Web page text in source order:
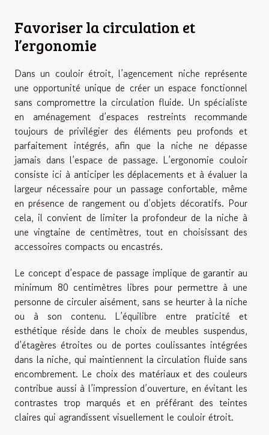
Favoriser la circulation et
l’ergonomie
Dans un couloir étroit, l’agencement niche représente
une opportunité unique de créer un espace fonctionnel
sans compromettre la circulation fluide. Un spécialiste
en aménagement d’espaces restreints recommande
toujours de privilégier des éléments peu profonds et
parfaitement intégrés, afin que la niche ne dépasse
jamais dans l’espace de passage. L’ergonomie couloir
consiste ici à anticiper les déplacements et à évaluer la
largeur nécessaire pour un passage confortable, même
en présence de rangement ou d’objets décoratifs. Pour
cela, il convient de limiter la profondeur de la niche à
une vingtaine de centimètres, tout en choisissant des
accessoires compacts ou encastrés.
Le concept d’espace de passage implique de garantir au
minimum 80 centimètres libres pour permettre à une
personne de circuler aisément, sans se heurter à la niche
ou à son contenu. L’équilibre entre praticité et
esthétique réside dans le choix de meubles suspendus,
d’étagères étroites ou de portes coulissantes intégrées
dans la niche, qui maintiennent la circulation fluide sans
encombrement. Le choix des matériaux et des couleurs
contribue aussi à l’impression d’ouverture, en évitant les
contrastes trop marqués et en préférant des teintes
claires qui agrandissent visuellement le couloir étroit.